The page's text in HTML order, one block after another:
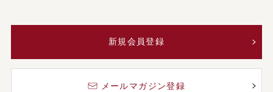
新規会員登録
メールマガジン登録